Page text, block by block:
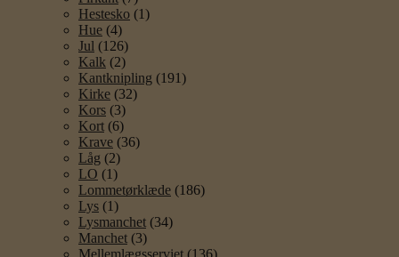
Hestesko (1)
Hue (4)
Jul (126)
Kalk (2)
Kantknipling (191)
Kirke (32)
Kors (3)
Kort (6)
Krave (36)
Låg (2)
LO (1)
Lommetørklæde (186)
Lys (1)
Lysmanchet (34)
Manchet (3)
Mellemlægsserviet (136)